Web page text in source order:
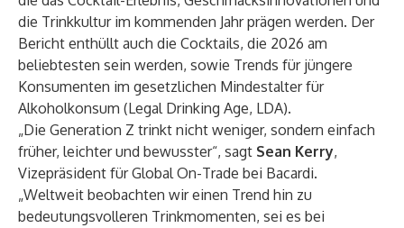
die Trinkkultur im kommenden Jahr prägen werden. Der
Bericht enthüllt auch die Cocktails, die 2026 am
beliebtesten sein werden, sowie Trends für jüngere
Konsumenten im gesetzlichen Mindestalter für
Alkoholkonsum (Legal Drinking Age, LDA).
„Die Generation Z trinkt nicht weniger, sondern einfach
früher, leichter und bewusster“, sagt Sean Kerry,
Vizepräsident für Global On-Trade bei Bacardi.
„Weltweit beobachten wir einen Trend hin zu
bedeutungsvolleren Trinkmomenten, sei es bei